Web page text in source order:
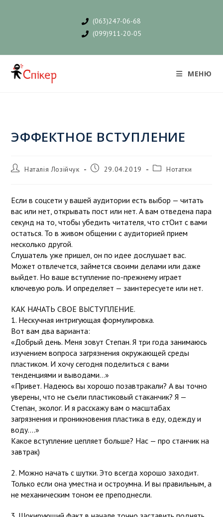
(063)247-06-68
(099)911-20-05
МЕНЮ
ЭФФЕКТНОЕ ВСТУПЛЕНИЕ
Наталія Лозійчук 29.04.2019 Нотатки
Если в соцсети у вашей аудитории есть выбор — читать
вас или нет, открывать пост или нет. А вам отведена пара
секунд на то, чтобы убедить читателя, что стОит с вами
остаться. То в живом общении с аудиторией прием
несколько другой.
Слушатель уже пришел, он по идее дослушает вас.
Может отвлечется, займется своими делами или даже
выйдет. Но ваше вступление по-прежнему играет
ключевую роль. И определяет — заинтересуете или нет.
КАК НАЧАТЬ СВОЕ ВЫСТУПЛЕНИЕ.
1. Нескучная интригующая формулировка.
Вот вам два варианта:
«Добрый день. Меня зовут Степан. Я три года занимаюсь
изучением вопроса загрязнения окружающей среды
пластиком. И хочу сегодня поделиться с вами
тенденциями и выводами…»
«Привет. Надеюсь вы хорошо позавтракали? А вы точно
уверены, что не съели пластиковый стаканчик? Я —
Степан, эколог. И я расскажу вам о масштабах
загрязнения и проникновения пластика в еду, одежду и
воду….»
Какое вступление цепляет больше? Нас — про станчик на
завтрак)
2. Можно начать с шутки. Это всегда хорошо заходит.
Только если она уместна и остроумна. И вы правильным, а
не механическим тоном ее преподнесли.